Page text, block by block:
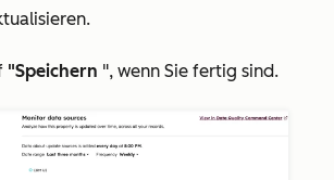
"Speichern ", wenn Sie fertig sind.